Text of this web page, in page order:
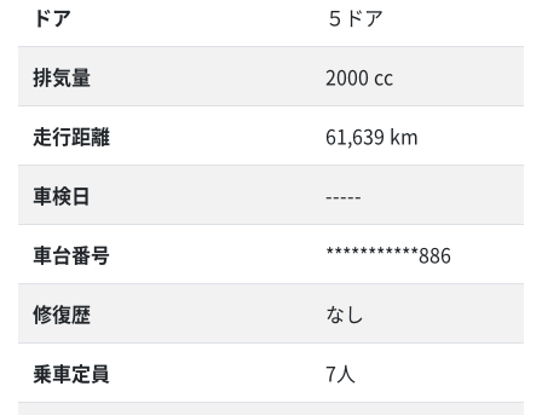
ドア ５ドア
排気量 2000 cc
走行距離 61,639 km
車検日 -----
車台番号 ***********886
修復歴 なし
乗車定員 7人